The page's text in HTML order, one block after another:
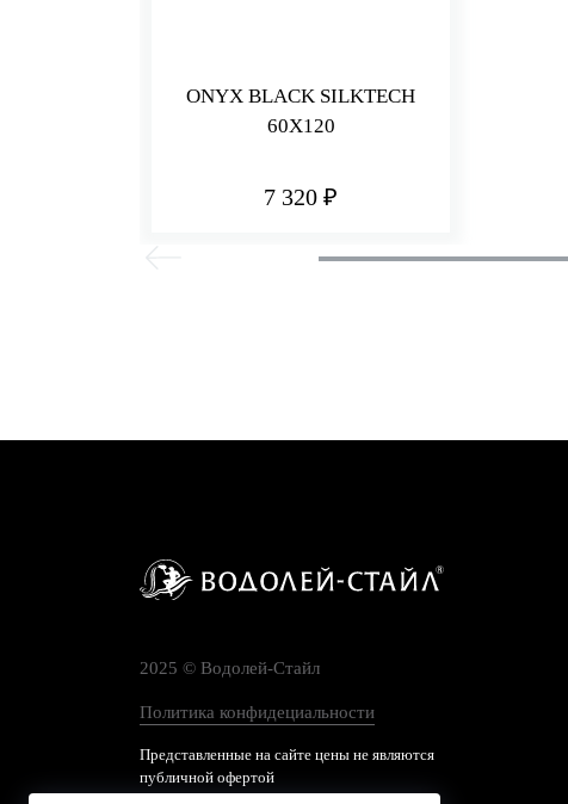
ONYX BLACK SILKTECH
60X120
7 320 ₽
2025 © Водолей-Cтайл
Политика конфидециальности
Представленные на сайте цены не являются
публичной офертой